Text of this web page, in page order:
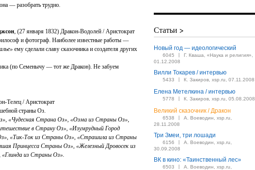
— разобрать трудно.
, (27 января 1832) Дракон-Водолей / Аристократ
и фотограф. Наиболее известные работы —
ему сделали славу сказочника и создателя других
(по Семенычу — тот же Дракон). Не забуем
Телец / Аристократ
страны Оз.
«Чудесная Страна Оз», «Озма из Страны Оз»,
в Страну Оз», «Изумрудный Город
«Тик-Ток из Страны Оз», «Страшила из Страны
Принцесса Страны Оз», «Железный Дровосек из
из Страны Оз».
Статьи >
Новый год — идеологический
6045 |
Г. Кваша, «Наука и религия»,
01.12.2008
Вилли Токарев / интервью
5433 | К. Закиров, xsp.ru, 07.11.2008
Елена Метелкина / интервью
5778 | К. Закиров, xsp.ru, 05.08.2008
Великий сказочник / Дракон
6538 |
А. Воеводин, xsp.ru,
28.11.2008
Три Змеи, три лошади
6156 |
А. Воеводин, xsp.ru,
30.09.2008
ВК в кино: «Таинственный лес»
6503 |
А. Воеводин, xsp.ru,